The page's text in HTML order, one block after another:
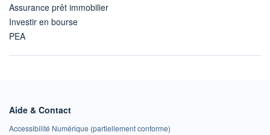
Assurance prêt immobilier
Investir en bourse
PEA
Aide & Contact
Accessibilité Numérique (partiellement conforme)